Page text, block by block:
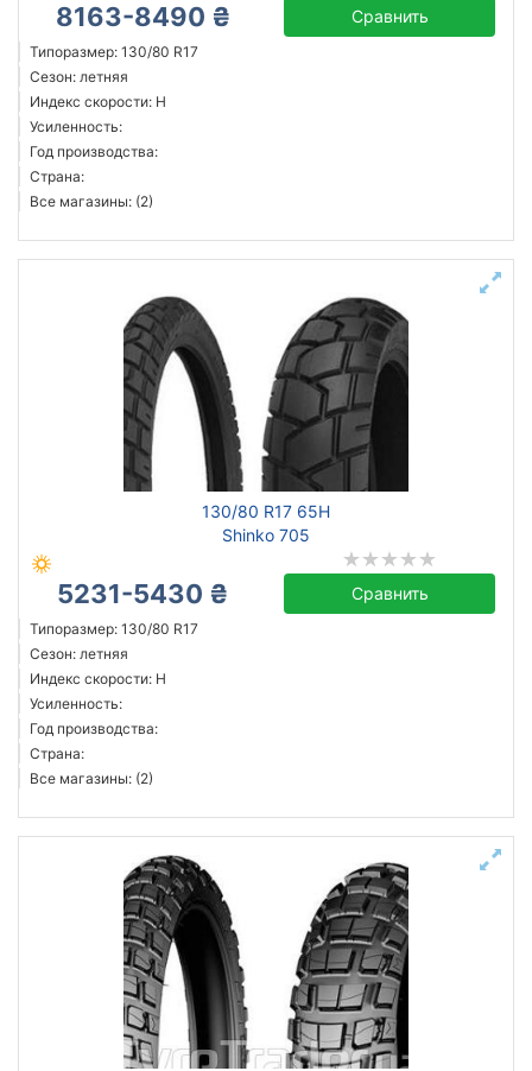
8163-8490 ₴ Сравнить
Типоразмер: 130/80 R17
Сезон: летняя
Индекс скорости: H
Усиленность:
Год производства:
Страна:
Все магазины: (2)
130/80 R17 65H
Shinko 705
5231-5430 ₴ Сравнить
Типоразмер: 130/80 R17
Сезон: летняя
Индекс скорости: H
Усиленность:
Год производства:
Страна:
Все магазины: (2)